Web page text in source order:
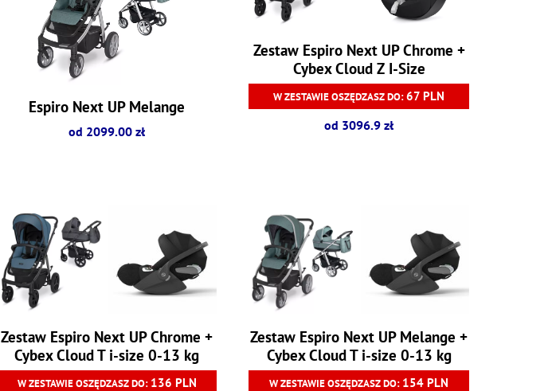
Espiro Next UP Melange
od 2099.00 zł
Zestaw Espiro Next UP Chrome +
Cybex Cloud Z I-Size
W ZESTAWIE OSZĘDZASZ DO:67 PLN
od 3096.9 zł
Zestaw Espiro Next UP Chrome +
Cybex Cloud T i-size 0-13 kg
W ZESTAWIE OSZĘDZASZ DO: 136 PLN
Zestaw Espiro Next UP Melange +
Cybex Cloud T i-size 0-13 kg
W ZESTAWIE OSZĘDZASZ DO: 154 PLN